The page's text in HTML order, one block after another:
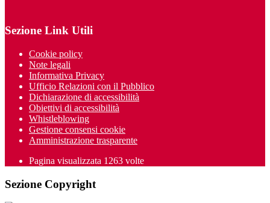
Sezione Link Utili
Cookie policy
Note legali
Informativa Privacy
Ufficio Relazioni con il Pubblico
Dichiarazione di accessibilità
Obiettivi di accessibilità
Whistleblowing
Gestione consensi cookie
Amministrazione trasparente
Pagina visualizzata 1263 volte
Sezione Copyright